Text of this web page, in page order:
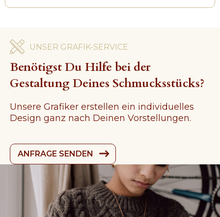
UNSER GRAFIK-SERVICE
Benötigst Du Hilfe bei der
Gestaltung Deines Schmucksstücks?
Unsere Grafiker erstellen ein individuelles
Design ganz nach Deinen Vorstellungen.
ANFRAGE SENDEN